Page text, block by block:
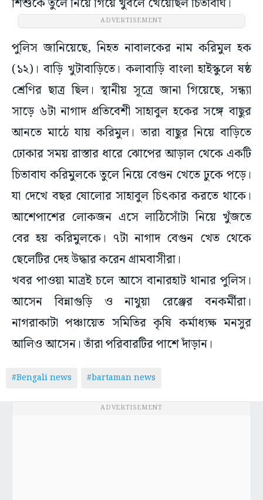
ADVERTISEMENT
পুলিস জানিয়েছে, নিহত নাবালকের নাম করিমুল হক
(১২)। বাড়ি খুটাবাড়িতে। কলাবাড়ি বাংলা হাইস্কুলে ষষ্ঠ
শ্রেণির ছাত্র ছিল। স্থানীয় সূত্রে জানা গিয়েছে, সন্ধ্যা
সাড়ে ৬টা নাগাদ প্রতিবেশী সাহাবুল হকের সঙ্গে বাছুর
আনতে মাঠে যায় করিমুল। তারা বাছুর নিয়ে বাড়িতে
ঢোকার সময় রাস্তার ধারে ঝোপের আড়াল থেকে একটি
চিতাবাঘ করিমুলকে তুলে নিয়ে বেগুন খেতে ঢুকে পড়ে।
যা দেখে বছর ষোলোর সাহাবুল চিৎকার করতে থাকে।
আশেপাশের লোকজন এসে লাঠিসোঁটা নিয়ে খুঁজতে
বের হয় করিমুলকে। ৭টা নাগাদ বেগুন খেত থেকে
ছেলেটির দেহ উদ্ধার করেন গ্রামবাসীরা।
খবর পাওয়া মাত্রই চলে আসে বানারহাট থানার পুলিস।
আসেন বিন্নাগুড়ি ও নাথুয়া রেঞ্জের বনকর্মীরা।
নাগরাকাটা পঞ্চায়েত সমিতির কৃষি কর্মাধ্যক্ষ মনসুর
আলিও আসেন। তাঁরা পরিবারটির পাশে দাঁড়ান।
#Bengali news #bartaman news
ADVERTISEMENT